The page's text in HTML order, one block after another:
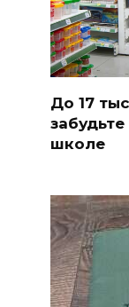
До 17
школе